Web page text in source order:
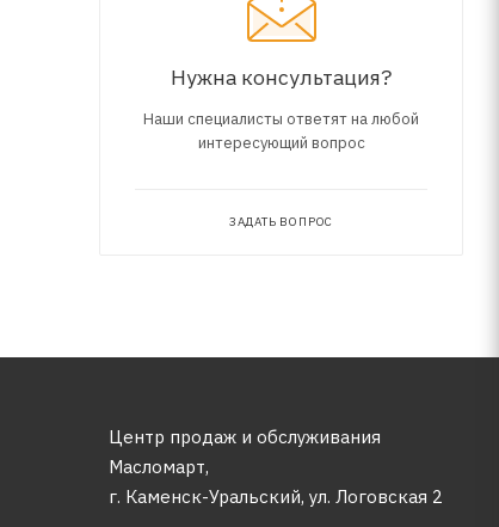
Нужна консультация?
Наши специалисты ответят на любой
интересующий вопрос
ЗАДАТЬ ВОПРОС
Центр продаж и обслуживания
Масломарт,
г. Каменск-Уральский, ул. Логовская 2